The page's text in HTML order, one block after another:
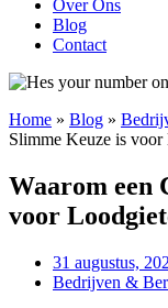
Over Ons
Blog
Contact
Home » Blog »
Slimme Keuze is
Waarom een
voor
31 augustus,
Bedrijven &